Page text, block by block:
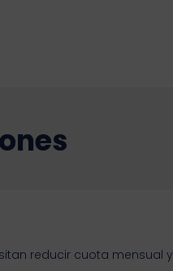
reducir cuota mensual y